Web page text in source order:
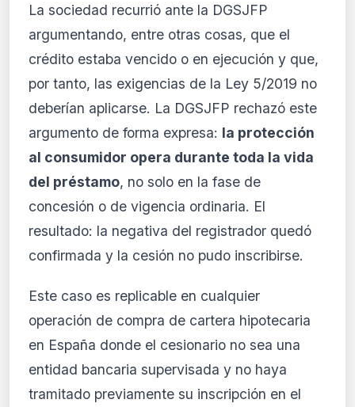
La sociedad recurrió ante la DGSJFP
argumentando, entre otras cosas, que el
crédito estaba vencido o en ejecución y que,
por tanto, las exigencias de la Ley 5/2019 no
deberían aplicarse. La DGSJFP rechazó este
argumento de forma expresa: la protección
al consumidor opera durante toda la vida
del préstamo, no solo en la fase de
concesión o de vigencia ordinaria. El
resultado: la negativa del registrador quedó
confirmada y la cesión no pudo inscribirse.
Este caso es replicable en cualquier
operación de compra de cartera hipotecaria
en España donde el cesionario no sea una
entidad bancaria supervisada y no haya
tramitado previamente su inscripción en el